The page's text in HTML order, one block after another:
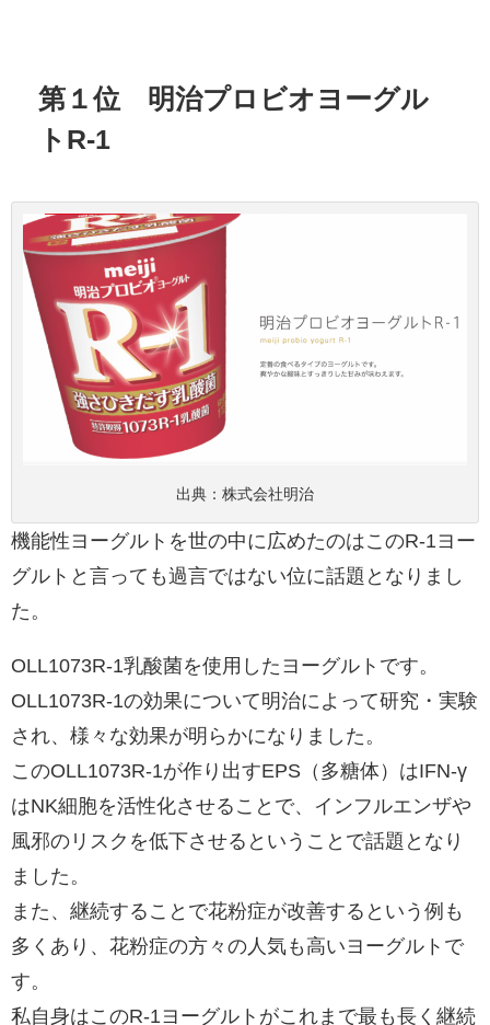
第１位 明治プロビオヨーグル
トR-1
出典： 株式会社明治
機能性ヨーグルトを世の中に広めたのはこのR-1ヨー
グルトと言っても過言ではない位に話題となりまし
た。
OLL1073R-1乳酸菌を使用したヨーグルトです。
OLL1073R-1の効果について明治によって研究・実験
され、様々な効果が明らかになりました。
このOLL1073R-1が作り出すEPS（多糖体）はIFN-γ
はNK細胞を活性化させることで、インフルエンザや
風邪のリスクを低下させるということで話題となり
ました。
また、継続することで花粉症が改善するという例も
多くあり、花粉症の方々の人気も高いヨーグルトで
す。
私自身はこのR-1ヨーグルトがこれまで最も長く継続